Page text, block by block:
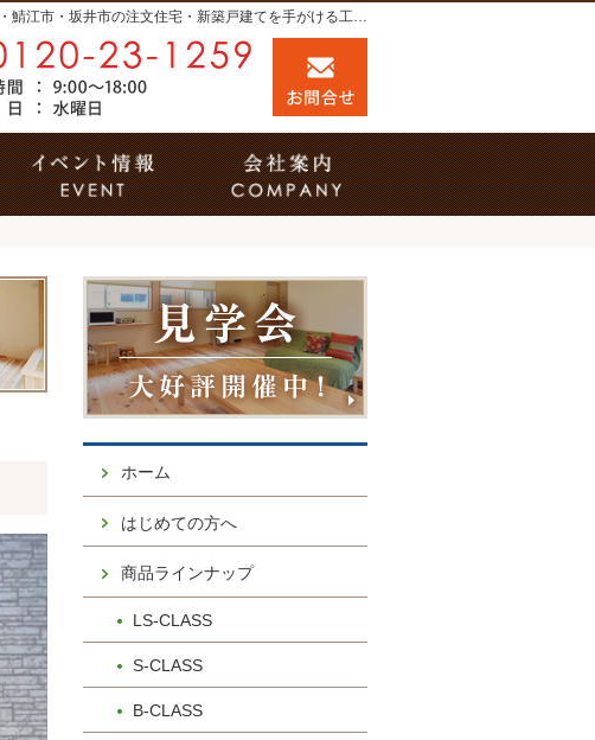
プロの目線からご提案。福井市・鯖江市・坂井市の注文住宅・新築戸建てを手がける工務店なら当社へ。
ホーム
はじめての方へ
商品ラインナップ
LS-CLASS
S-CLASS
B-CLASS
0120-23-1259
営業時間9:00～18:00 定休日：水曜日
施工事例 イベント案内 会社案内